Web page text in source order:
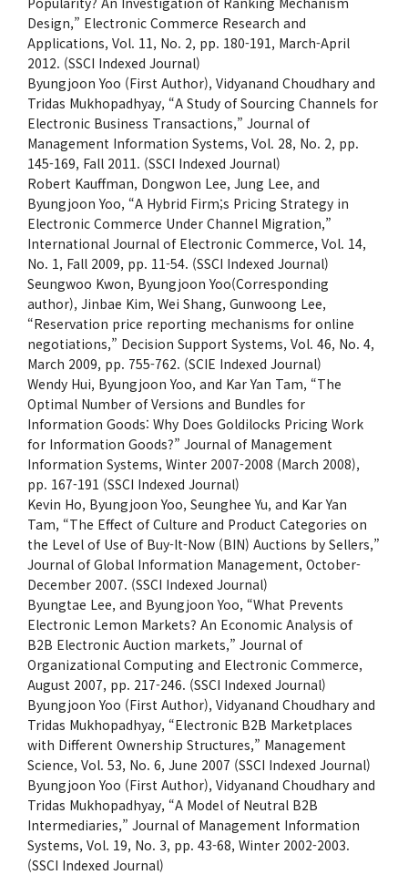
Design,” Electronic Commerce Research and
Applications, Vol. 11, No. 2, pp. 180-191, March-April
2012. (SSCI Indexed Journal)
Byungjoon Yoo (First Author), Vidyanand Choudhary and
Tridas Mukhopadhyay, “A Study of Sourcing Channels for
Electronic Business Transactions,” Journal of
Management Information Systems, Vol. 28, No. 2, pp.
145-169, Fall 2011. (SSCI Indexed Journal)
Robert Kauffman, Dongwon Lee, Jung Lee, and
Byungjoon Yoo, “A Hybrid Firm;s Pricing Strategy in
Electronic Commerce Under Channel Migration,”
International Journal of Electronic Commerce, Vol. 14,
No. 1, Fall 2009, pp. 11-54. (SSCI Indexed Journal)
Seungwoo Kwon, Byungjoon Yoo(Corresponding
author), Jinbae Kim, Wei Shang, Gunwoong Lee,
“Reservation price reporting mechanisms for online
negotiations,” Decision Support Systems, Vol. 46, No. 4,
March 2009, pp. 755-762. (SCIE Indexed Journal)
Wendy Hui, Byungjoon Yoo, and Kar Yan Tam, “The
Optimal Number of Versions and Bundles for
Information Goods: Why Does Goldilocks Pricing Work
for Information Goods?” Journal of Management
Information Systems, Winter 2007-2008 (March 2008),
pp. 167-191 (SSCI Indexed Journal)
Kevin Ho, Byungjoon Yoo, Seunghee Yu, and Kar Yan
Tam, “The Effect of Culture and Product Categories on
the Level of Use of Buy-It-Now (BIN) Auctions by Sellers,”
Journal of Global Information Management, October-
December 2007. (SSCI Indexed Journal)
Byungtae Lee, and Byungjoon Yoo, “What Prevents
Electronic Lemon Markets? An Economic Analysis of
B2B Electronic Auction markets,” Journal of
Organizational Computing and Electronic Commerce,
August 2007, pp. 217-246. (SSCI Indexed Journal)
Byungjoon Yoo (First Author), Vidyanand Choudhary and
Tridas Mukhopadhyay, “Electronic B2B Marketplaces
with Different Ownership Structures,” Management
Science, Vol. 53, No. 6, June 2007 (SSCI Indexed Journal)
Byungjoon Yoo (First Author), Vidyanand Choudhary and
Tridas Mukhopadhyay, “A Model of Neutral B2B
Intermediaries,” Journal of Management Information
Systems, Vol. 19, No. 3, pp. 43-68, Winter 2002-2003.
(SSCI Indexed Journal)